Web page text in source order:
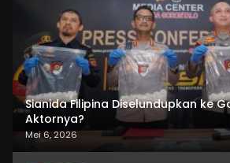
Sianida Filipina Diselundupkan ke
Aktornya?
Mei 6, 2026